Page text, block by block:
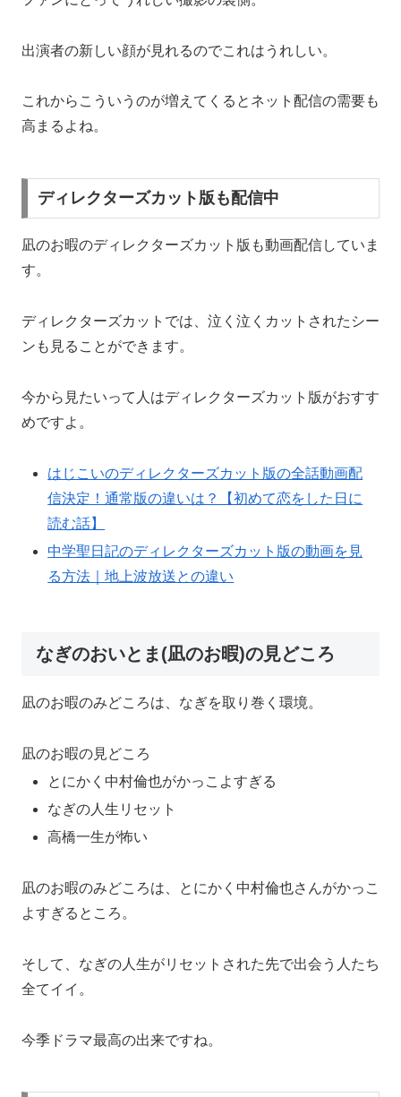
出演者の新しい顔が見れるのでこれはうれしい。
これからこういうのが増えてくるとネット配信の需要も
高まるよね。
ディレクターズカット版も配信中
凪のお暇のディレクターズカット版も動画配信していま
す。
ディレクターズカットでは、泣く泣くカットされたシー
ンも見ることができます。
今から見たいって人はディレクターズカット版がおすす
めですよ。
はじこいのディレクターズカット版の全話動画配
信決定！通常版の違いは？【初めて恋をした日に
読む話】
中学聖日記のディレクターズカット版の動画を見
る方法｜地上波放送との違い
なぎのおいとま(凪のお暇)の見どころ
凪のお暇のみどころは、なぎを取り巻く環境。
凪のお暇の見どころ
とにかく中村倫也がかっこよすぎる
なぎの人生リセット
高橋一生が怖い
凪のお暇のみどころは、とにかく中村倫也さんがかっこ
よすぎるところ。
そして、なぎの人生がリセットされた先で出会う人たち
全てイイ。
今季ドラマ最高の出来ですね。